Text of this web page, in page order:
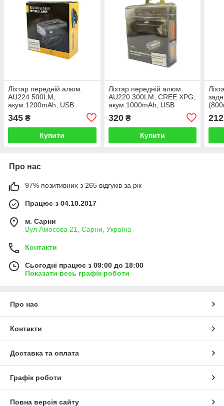
Ліхтар передній алюм.
AU224 500LM,
акум.1200mAh, USB
345 ₴
Купити
Ліхтар передній алюм.
AU220 300LM, CREE XPG,
акум.1000mAh, USB
320₴
Купити
212
Про нас
97% позитивних з 265 відгуків за рік
Працює з 04.10.2017
м. Сарни
Вул Амосова 21, Сарни, Україна
Контакти
Сьогодні працює з 09:00 до 18:00
Показати весь графік роботи
Про нас
Контакти
Доставка та оплата
Графік роботи
Повна версія сайту